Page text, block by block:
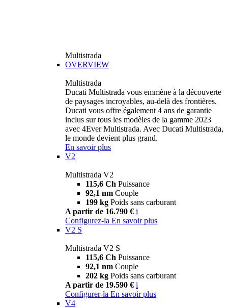
Multistrada
OVERVIEW
Multistrada
Ducati Multistrada vous emmène à la découverte
de paysages incroyables, au-delà des frontières.
Ducati vous offre également 4 ans de garantie
inclus sur tous les modèles de la gamme 2023
avec 4Ever Multistrada. Avec Ducati Multistrada,
le monde devient plus grand.
En savoir plus
V2
Multistrada V2
115,6 Ch Puissance
92,1 nm Couple
199 kg Poids sans carburant
A partir de 16.790 € i
Configurez-la En savoir plus
V2 S
Multistrada V2 S
115,6 Ch Puissance
92,1 nm Couple
202 kg Poids sans carburant
A partir de 19.590 € i
Configurer-la En savoir plus
V4